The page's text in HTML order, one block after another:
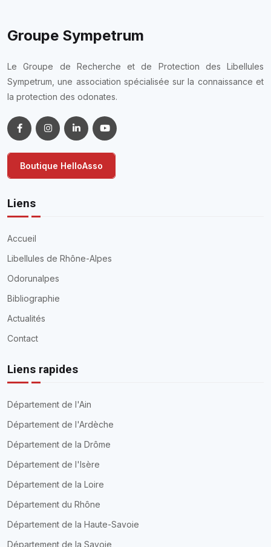
Groupe Sympetrum
Le Groupe de Recherche et de Protection des Libellules
Sympetrum, une association spécialisée sur la connaissance et
la protection des odonates.
Boutique HelloAsso
Liens
Accueil
Libellules de Rhône-Alpes
Odorunalpes
Bibliographie
Actualités
Contact
Liens rapides
Département de l'Ain
Département de l'Ardèche
Département de la Drôme
Département de l'Isère
Département de la Loire
Département du Rhône
Département de la Haute-Savoie
Département de la Savoie